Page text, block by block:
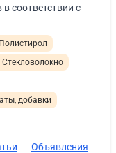
соответствии с
Стекловолокно
добавки
Объявления